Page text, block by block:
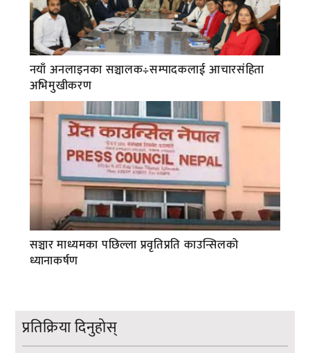
नयाँ अनलाइनका सञ्चालक÷सम्पादकलाई आचारसंहिता
अभिमुखीकरण
सञ्चार माध्यमका पछिल्ला प्रवृतिप्रति काउन्सिलको
ध्यानाकर्षण
प्रतिक्रिया दिनुहोस्